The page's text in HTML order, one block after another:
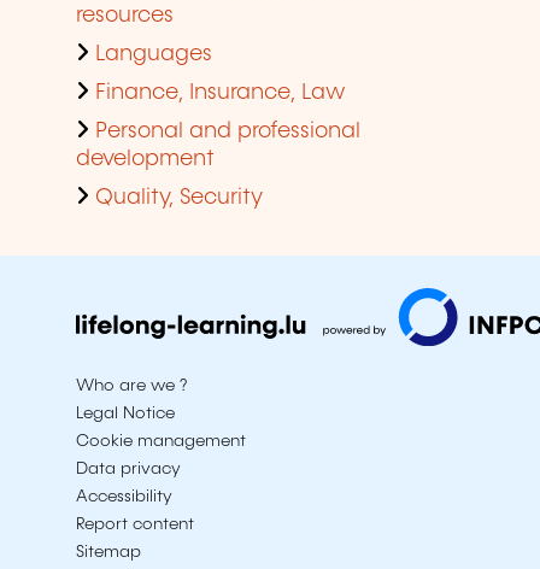
resources
Languages
Finance, Insurance, Law
Personal and professional
development
Quality, Security
Who are we ?
Legal Notice
Cookie management
Data privacy
Accessibility
Report content
Sitemap